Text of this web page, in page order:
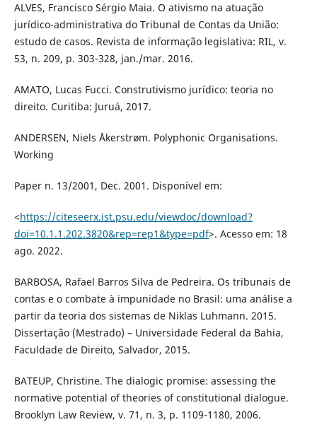
ALVES, Francisco Sérgio Maia. O ativismo na atuação
jurídico-administrativa do Tribunal de Contas da União:
estudo de casos. Revista de informação legislativa: RIL, v.
53, n. 209, p. 303-328, jan./mar. 2016.
AMATO, Lucas Fucci. Construtivismo jurídico: teoria no
direito. Curitiba: Juruá, 2017.
ANDERSEN, Niels Åkerstrøm. Polyphonic Organisations.
Working
Paper n. 13/2001, Dec. 2001. Disponível em:
<https://citeseerx.ist.psu.edu/viewdoc/download?
doi=10.1.1.202.3820&rep=rep1&type=pdf>. Acesso em: 18
ago. 2022.
BARBOSA, Rafael Barros Silva de Pedreira. Os tribunais de
contas e o combate à impunidade no Brasil: uma análise a
partir da teoria dos sistemas de Niklas Luhmann. 2015.
Dissertação (Mestrado) – Universidade Federal da Bahia,
Faculdade de Direito, Salvador, 2015.
BATEUP, Christine. The dialogic promise: assessing the
normative potential of theories of constitutional dialogue.
Brooklyn Law Review, v. 71, n. 3, p. 1109-1180, 2006.